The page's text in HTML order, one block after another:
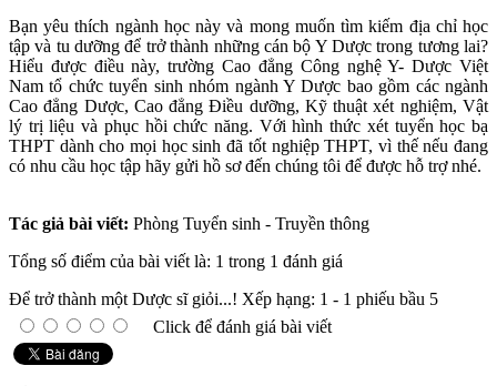
Bạn yêu thích ngành học này và mong muốn tìm kiếm địa chỉ học
tập và tu dưỡng để trở thành những cán bộ Y Dược trong tương lai?
Hiểu được điều này, trường Cao đẳng Công nghệ Y- Dược Việt
Nam tổ chức tuyển sinh nhóm ngành Y Dược bao gồm các ngành
Cao đẳng Dược, Cao đẳng Điều dưỡng, Kỹ thuật xét nghiệm, Vật
lý trị liệu và phục hồi chức năng. Với hình thức xét tuyển học bạ
THPT dành cho mọi học sinh đã tốt nghiệp THPT, vì thế nếu đang
có nhu cầu học tập hãy gửi hồ sơ đến chúng tôi để được hỗ trợ nhé.
Tác giả bài viết: Phòng Tuyển sinh - Truyền thông
Tổng số điểm của bài viết là: 1 trong 1 đánh giá
Để trở thành một Dược sĩ giỏi...! Xếp hạng: 1 - 1 phiếu bầu 5
Click để đánh giá bài viết